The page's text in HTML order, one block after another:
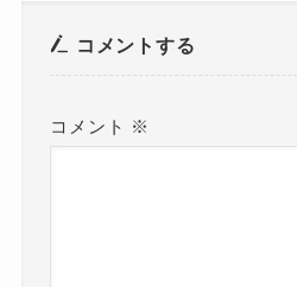
コメントする
コメント ※